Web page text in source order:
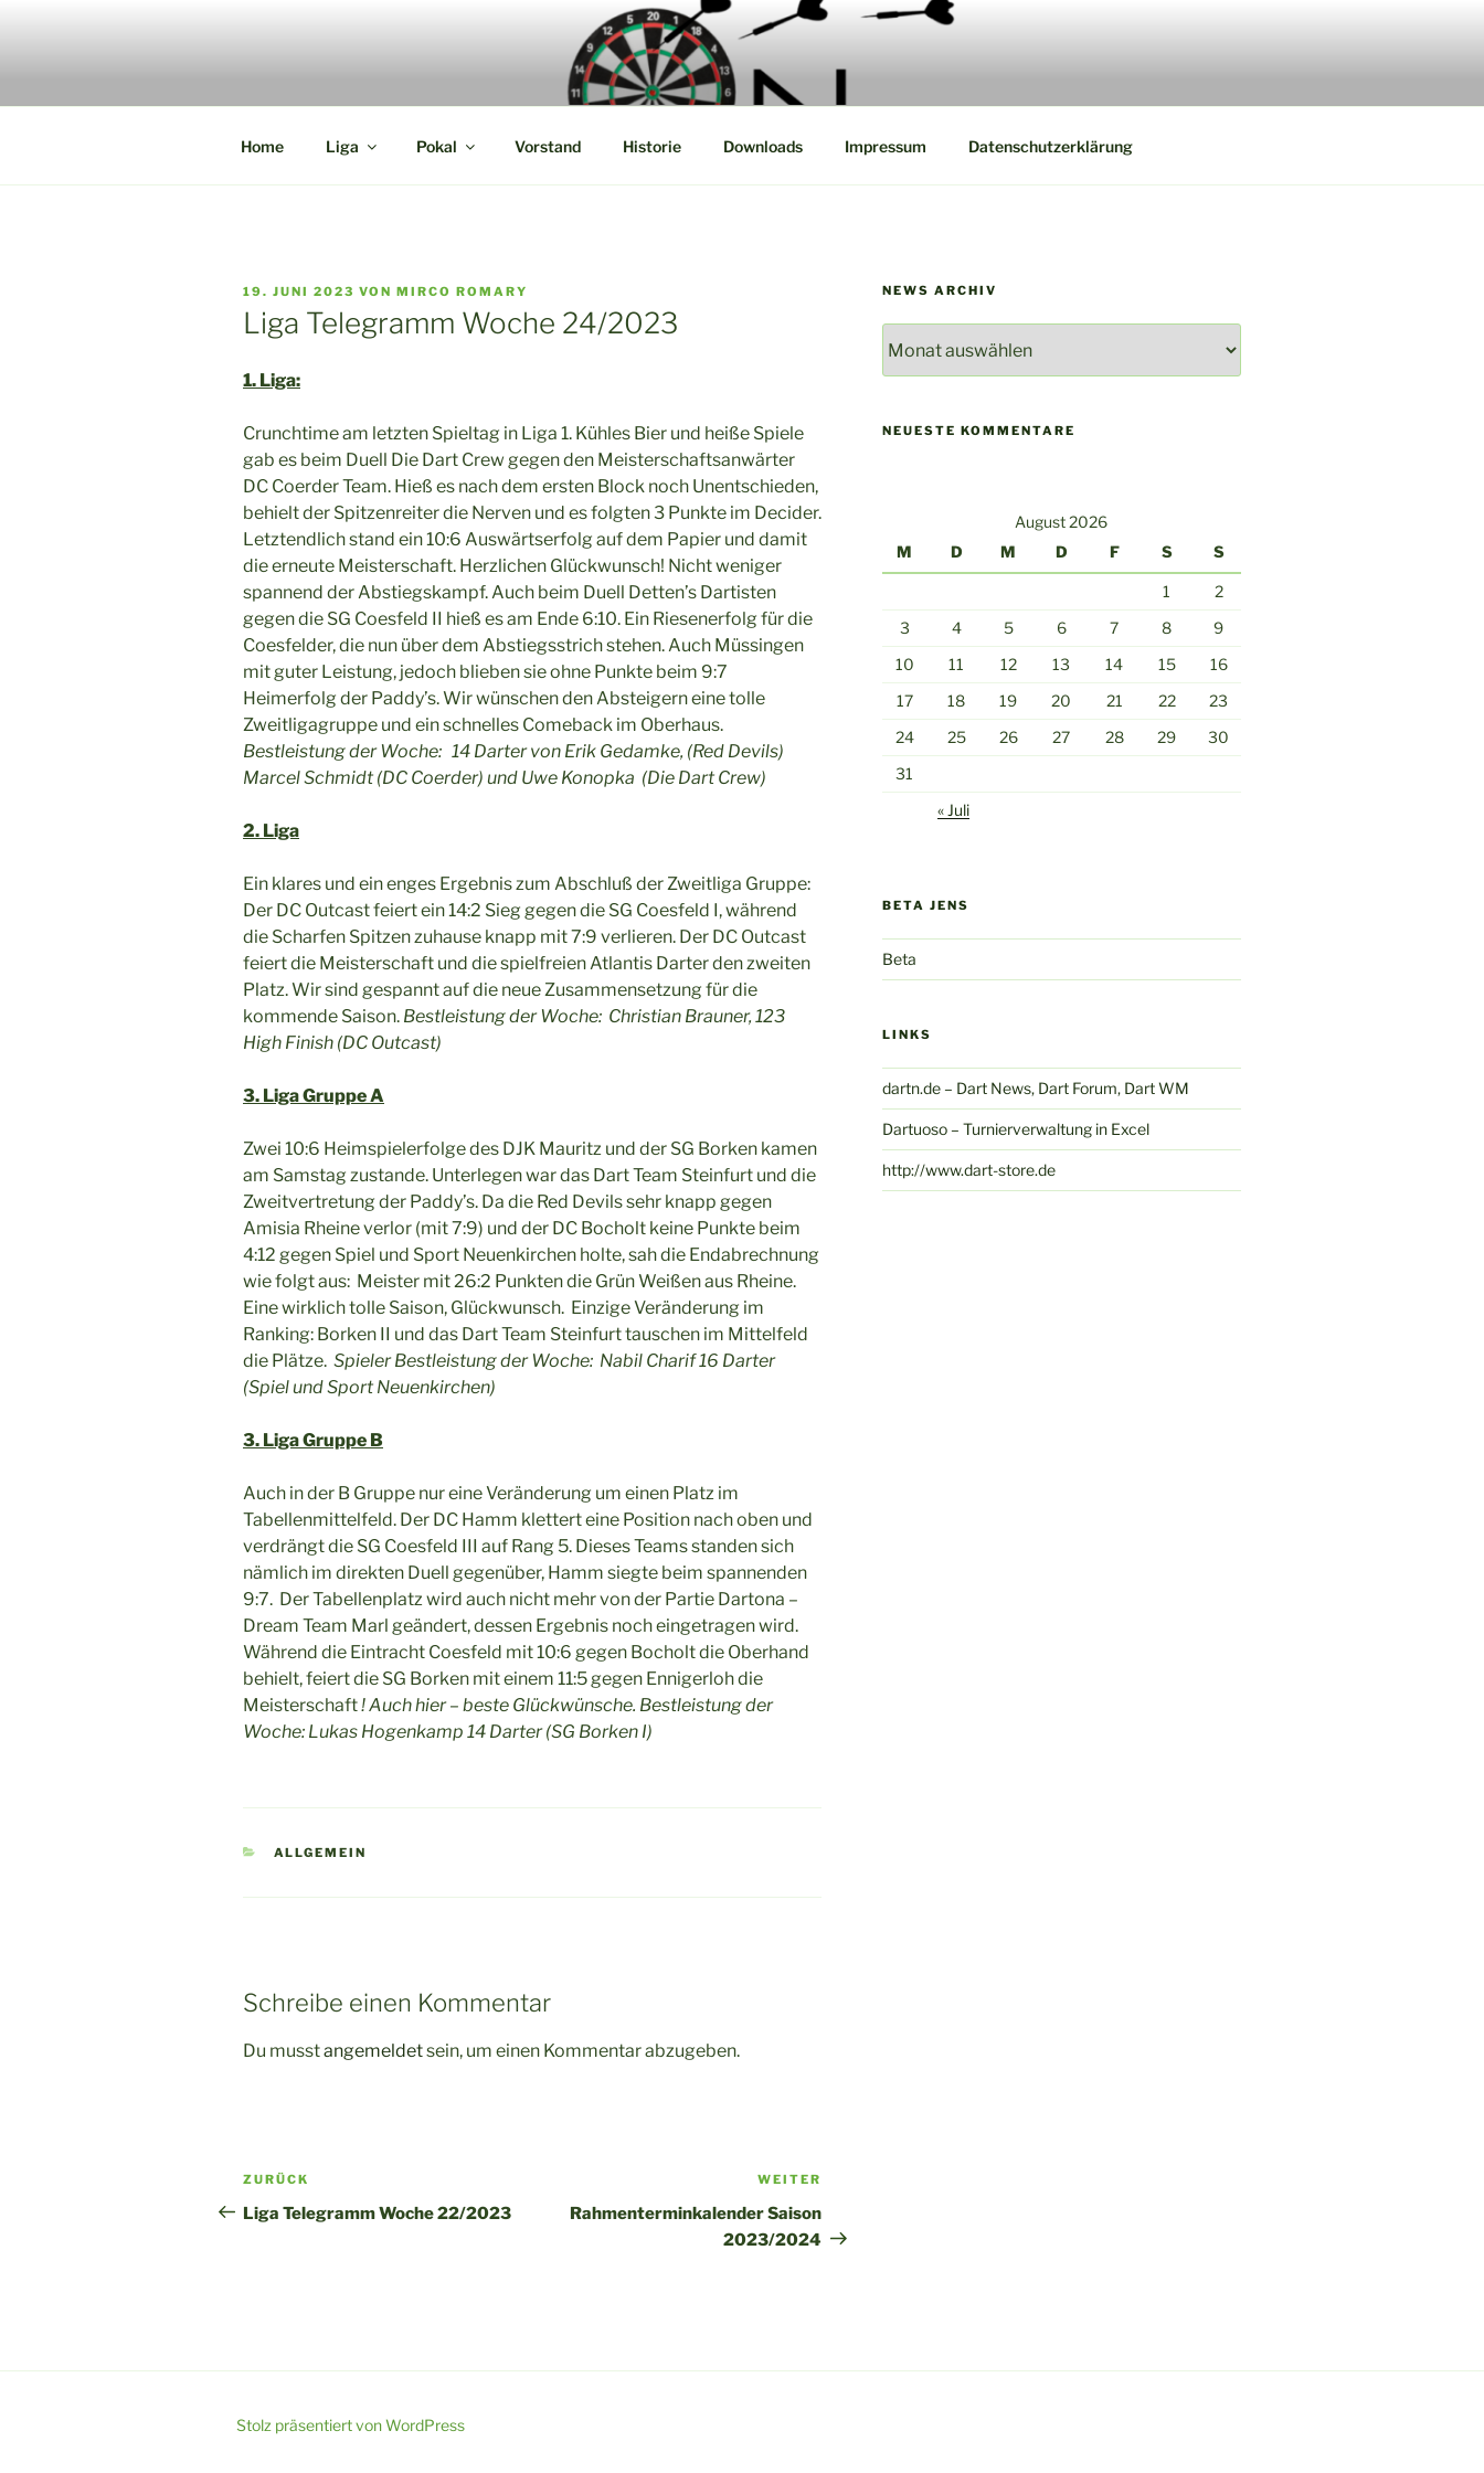
Die Webseite der Münsterland Steel Dart Liga
Home Liga Pokal Vorstand Historie Downloads Impressum Datenschutzerklärung
VERÖFFENTLICHT
AM
19. JUNI 2023 VON MIRCO ROMARY
Liga Telegramm Woche 24/2023
1. Liga:
Crunchtime am letzten Spieltag in Liga 1. Kühles Bier und heiße Spiele
gab es beim Duell Die Dart Crew gegen den Meisterschaftsanwärter
DC Coerder Team. Hieß es nach dem ersten Block noch Unentschieden,
behielt der Spitzenreiter die Nerven und es folgten 3 Punkte im Decider.
Letztendlich stand ein 10:6 Auswärtserfolg auf dem Papier und damit
die erneute Meisterschaft. Herzlichen Glückwunsch! Nicht weniger
spannend der Abstiegskampf. Auch beim Duell Detten’s Dartisten
gegen die SG Coesfeld II hieß es am Ende 6:10. Ein Riesenerfolg für die
Coesfelder, die nun über dem Abstiegsstrich stehen. Auch Müssingen
mit guter Leistung, jedoch blieben sie ohne Punkte beim 9:7
Heimerfolg der Paddy’s. Wir wünschen den Absteigern eine tolle
Zweitligagruppe und ein schnelles Comeback im Oberhaus.
Bestleistung der Woche: 14 Darter von Erik Gedamke, (Red Devils)
Marcel Schmidt (DC Coerder) und Uwe Konopka (Die Dart Crew)
2. Liga
Ein klares und ein enges Ergebnis zum Abschluß der Zweitliga Gruppe:
Der DC Outcast feiert ein 14:2 Sieg gegen die SG Coesfeld I, während
die Scharfen Spitzen zuhause knapp mit 7:9 verlieren. Der DC Outcast
feiert die Meisterschaft und die spielfreien Atlantis Darter den zweiten
Platz. Wir sind gespannt auf die neue Zusammensetzung für die
kommende Saison. Bestleistung der Woche: Christian Brauner, 123
High Finish (DC Outcast)
3. Liga Gruppe A
Zwei 10:6 Heimspielerfolge des DJK Mauritz und der SG Borken kamen
am Samstag zustande. Unterlegen war das Dart Team Steinfurt und die
Zweitvertretung der Paddy’s. Da die Red Devils sehr knapp gegen
Amisia Rheine verlor (mit 7:9) und der DC Bocholt keine Punkte beim
4:12 gegen Spiel und Sport Neuenkirchen holte, sah die Endabrechnung
wie folgt aus: Meister mit 26:2 Punkten die Grün Weißen aus Rheine.
Eine wirklich tolle Saison, Glückwunsch. Einzige Veränderung im
Ranking: Borken II und das Dart Team Steinfurt tauschen im Mittelfeld
die Plätze. Spieler Bestleistung der Woche: Nabil Charif 16 Darter
(Spiel und Sport Neuenkirchen)
3. Liga Gruppe B
Auch in der B Gruppe nur eine Veränderung um einen Platz im
Tabellenmittelfeld. Der DC Hamm klettert eine Position nach oben und
verdrängt die SG Coesfeld III auf Rang 5. Dieses Teams standen sich
nämlich im direkten Duell gegenüber, Hamm siegte beim spannenden
9:7. Der Tabellenplatz wird auch nicht mehr von der Partie Dartona –
Dream Team Marl geändert, dessen Ergebnis noch eingetragen wird.
Während die Eintracht Coesfeld mit 10:6 gegen Bocholt die Oberhand
behielt, feiert die SG Borken mit einem 11:5 gegen Ennigerloh die
Meisterschaft! Auch hier – beste Glückwünsche. Bestleistung der
Woche: Lukas Hogenkamp 14 Darter (SG Borken I)
KATEGORIEN
ALLGEMEIN
Schreibe einen Kommentar
Du musstangemeldetsein, um einen Kommentar abzugeben.
Beitragsnavigation
Vorheriger
Beitrag
ZURÜCK
Liga Telegramm Woche 22/2023
Beitrag
WEITER
Rahmenterminkalender Saison
2023/2024
NEWS ARCHIV
Archiv
NEUESTE KOMMENTARE
August 2026
M
D M D F S S
1
2
3
4 5 6 7 8
9
10
11 12 13 14 15
16
17
18 19 20 21 22
23
24
25 26 27 28 29
30
31
« Juli
BETA JENS
Beta
LINKS
dartn.de – Dart News, Dart Forum, Dart WM
Dartuoso – Turnierverwaltung in Excel
http://www.dart-store.de
Stolz präsentiert von WordPress